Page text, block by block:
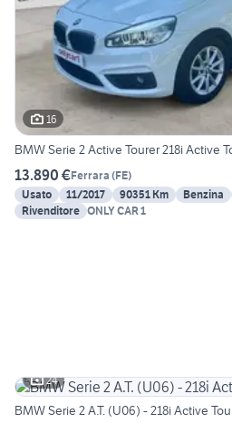
16
BMW Serie 2 Active Tourer 218i Active
13.890 €Ferrara (FE)
Usato
11/2017 90351 Km Benzina
Rivenditore ONLY CAR 1
24
BMW Serie 2 A.T. (U06) - 218i Active